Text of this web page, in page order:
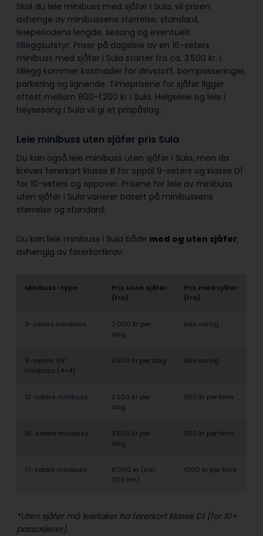
Skal du leie minibuss med sjåfør i Sula, vil prisen
avhenge av minibussens størrelse, standard,
leieperiodens lengde, sesong og eventuelt
tilleggsutstyr. Priser på dagsleie av en 16-seters
minibuss med sjåfør i Sula starter fra ca. 3.500 kr. I
tillegg kommer kostnader for drivstoff, bompasseringer,
parkering og lignende. Timeprisene for sjåfør ligger
oftest mellom 800-1.200 kr i Sula. Helgeleie og leie i
høysesong i Sula vil gi et prispåslag.
Leie minibuss uten sjåfør pris Sula
Du kan også leie minibuss uten sjåfør i Sula, men da
kreves førerkort klasse B for opptil 9-seters og klasse D1
for 10-seters og oppover. Prisene for leie av minibuss
uten sjåfør i Sula varierer basert på minibussens
størrelse og standard:
Du kan leie minibuss i Sula både med og uten sjåfør,
avhengig av førerkortkrav.
Minibuss-type
Pris uten sjåfør
(fra)
Pris med sjåfør
(fra)
9-seters minibuss
2.000 kr per
dag
Ikke vanlig
9-seters VIP
minibuss (4×4)
3.500 kr per dag Ikke vanlig
12-seters minibuss
2.500 kr per
dag
850 kr per time
16-seters minibuss
3.500 kr per
dag
950 kr per time
17-seters minibuss
6.000 kr (inkl.
300 km)
1000 kr per time
*Uten sjåfør må leietaker ha førerkort klasse D1 (for 10+
passasjerer).